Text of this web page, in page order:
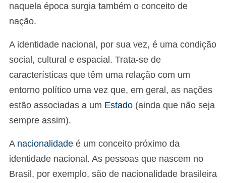
naquela época surgia também o conceito de
nação.
A identidade nacional, por sua vez, é uma condição
social, cultural e espacial. Trata-se de
características que têm uma relação com um
entorno político uma vez que, em geral, as nações
estão associadas a um Estado (ainda que não seja
sempre assim).
A nacionalidade é um conceito próximo da
identidade nacional. As pessoas que nascem no
Brasil, por exemplo, são de nacionalidade brasileira